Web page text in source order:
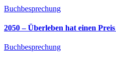
Buchbesprechung
2050 – Überleben hat einen
Buchbesprechung